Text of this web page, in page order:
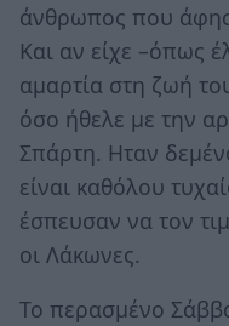
άνθρωπος που
Και αν είχε –όπως
αμαρτία στη ζωή
όσο ήθελε με την
Σπάρτη. Ηταν
είναι καθόλου
έσπευσαν να τον
οι Λάκωνες.
Το περασμένο